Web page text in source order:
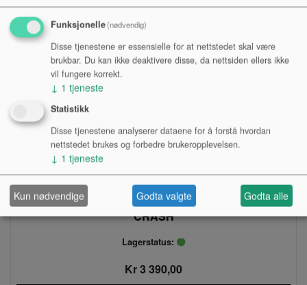
CRASH, SABIAN, XS-20, 18" MEDIUM THIN
CRASH
Lagerstatus:
Kr 3 390,00
Funksjonelle(nødvendig)
Disse tjenestene er essensielle for at nettstedet skal være
brukbar. Du kan ikke deaktivere disse, da nettsiden ellers ikke
vil fungere korrekt.
↓ 1 tjeneste
Statistikk
Disse tjenestene analyserer dataene for å forstå hvordan
nettstedet brukes og forbedre brukeropplevelsen.
↓ 1 tjeneste
Kun nødvendige Godta valgte Godta alle